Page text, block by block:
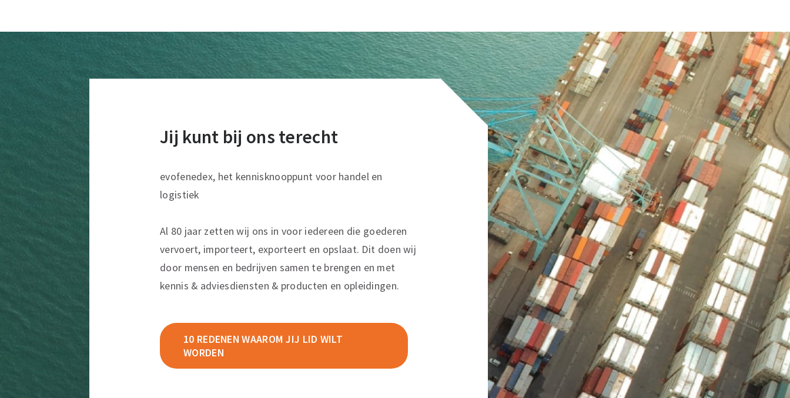
Jij kunt bij ons terecht
evofenedex, het kennisknooppunt voor handel en
logistiek
Al 80 jaar zetten wij ons in voor iedereen die goederen
vervoert, importeert, exporteert en opslaat. Dit doen wij
door mensen en bedrijven samen te brengen en met
kennis & adviesdiensten & producten en opleidingen.
10 REDENEN WAAROM JIJ LID WILT
WORDEN